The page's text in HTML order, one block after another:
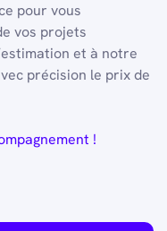
pour vous
vos projets
et à notre
précision le prix de
!